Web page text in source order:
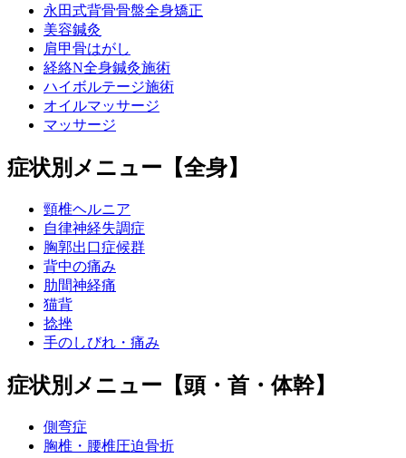
永田式背骨骨盤全身矯正
美容鍼灸
肩甲骨はがし
経絡N全身鍼灸施術
ハイボルテージ施術
オイルマッサージ
マッサージ
症状別メニュー【全身】
頸椎ヘルニア
自律神経失調症
胸郭出口症候群
背中の痛み
肋間神経痛
猫背
捻挫
手のしびれ・痛み
症状別メニュー【頭・首・体幹】
側弯症
胸椎・腰椎圧迫骨折